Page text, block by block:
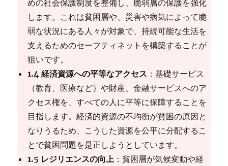
めの社会保護制度を整備し、脆弱層の保護を強化
します。これは貧困層や、災害や病気によって脆
弱な状況にある人々が対象で、持続可能な生活を
支えるためのセーフティネットを構築することが
狙いです。
1.4 経済資源への平等なアクセス ：基礎サービス
（教育、医療など）や財産、金融サービスへのア
クセス権を、すべての人に平等に保障することを
目指します。経済的資源の不均衡が貧困の原因と
なりうるため、こうした資源を公平に分配するこ
とで貧困問題を是正しようとしています。
1.5 レジリエンスの向上 ：貧困層が気候変動や経